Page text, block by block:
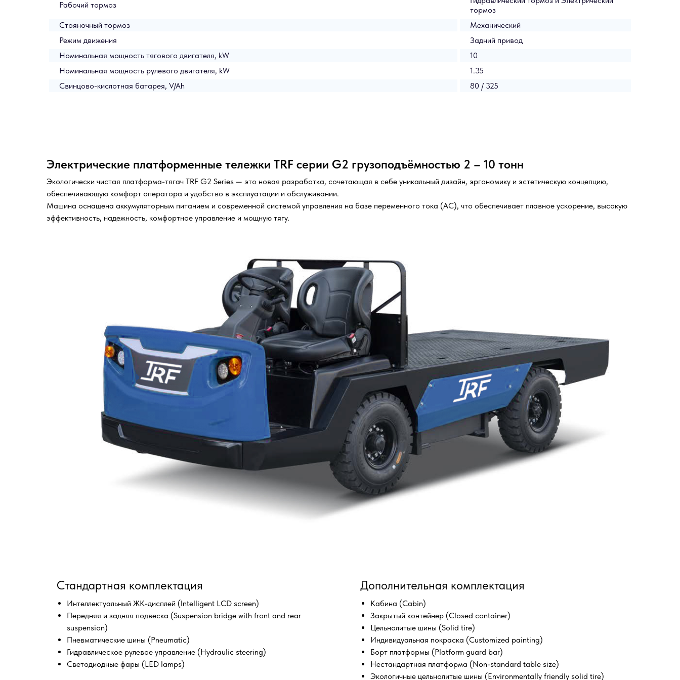
Рабочий тормоз
тормоз
Стояночный тормоз
Механический
Режим движения
Задний привод
Номинальная мощность тягового двигателя, kW
10
Номинальная мощность рулевого двигателя, kW
1.35
Свинцово-кислотная батарея, V/Ah
80 / 325
Электрические платформенные тележки TRF серии G2 грузоподъёмностью 2 – 10 тонн
Экологически чистая платформа-тягач TRF G2 Series — это новая разработка, сочетающая в себе уникальный дизайн, эргономику и эстетическую концепцию,
обеспечивающую комфорт оператора и удобство в эксплуатации и обслуживании.
Машина оснащена аккумуляторным питанием и современной системой управления на базе переменного тока (AC), что обеспечивает плавное ускорение, высокую
эффективность, надежность, комфортное управление и мощную тягу.
Стандартная комплектация
Интеллектуальный ЖК-дисплей (Intelligent LCD screen)
Передняя и задняя подвеска (Suspension bridge with front and rear
suspension)
Пневматические шины (Pneumatic)
Гидравлическое рулевое управление (Hydraulic steering)
Светодиодные фары (LED lamps)
Дополнительная комплектация
Кабина (Cabin)
Закрытый контейнер (Closed container)
Цельнолитые шины (Solid tire)
Индивидуальная покраска (Customized painting)
Борт платформы (Platform guard bar)
Нестандартная платформа (Non-standard table size)
Экологичные цельнолитые шины (Environmentally friendly solid tire)